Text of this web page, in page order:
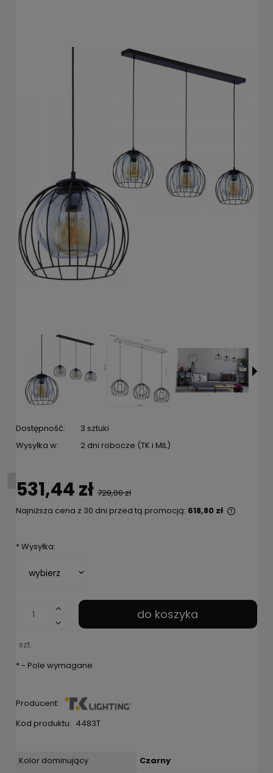
Dostępność:
3 sztuki
Wysyłka w:
2 dni robocze (TK i MIL)
531,44 zł 728,00 zł
Najniższa cena z 30 dni przed tą promocją: 618,80 zł
*Wysyłka:
szt.
do koszyka
*- Pole wymagane
Producent:
Kod produktu: 4483T
Kolor dominujący
Czarny